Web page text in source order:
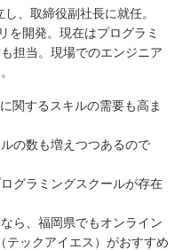
、取締役副社長に就任。
を開発。現在はプログラミ
担当。現場でのエンジニア
関するスキルの需要も高ま
の数も増えつつあるので
グラミングスクールが存在
ら、福岡県でもオンライン
テックアイエス）がおすすめ